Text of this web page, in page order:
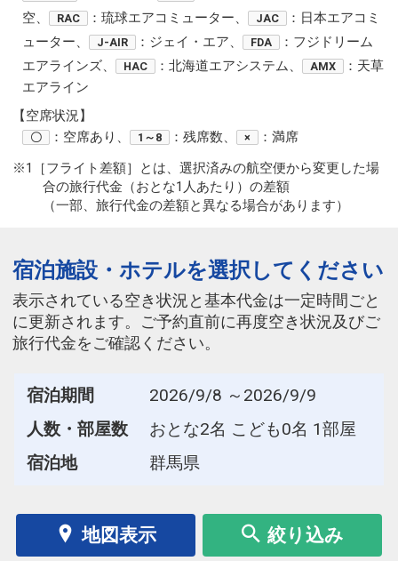
空、
RAC ：琉球エアコミューター、 JAC
：日本エアコミ
ューター、
J-AIR ：ジェイ・エア、 FDA
：フジドリーム
エアラインズ、
HAC ：北海道エアシステム、 AMX
：天草
エアライン
【空席状況】
〇 ：空席あり、 1～8 ：残席数、 ×
：満席
※1［フライト差額］とは、選択済みの航空便から変更した場
合の旅行代金（おとな1人あたり）の差額
（一部、旅行代金の差額と異なる場合があります）
宿泊施設・ホテルを選択してください
表示されている空き状況と基本代金は一定時間ごと
に更新されます。ご予約直前に再度空き状況及びご
旅行代金をご確認ください。
宿泊期間
2026/9/8 ～2026/9/9
人数・部屋数
おとな2名 こども0名 1部屋
宿泊地
群馬県
地図表示 絞り込み